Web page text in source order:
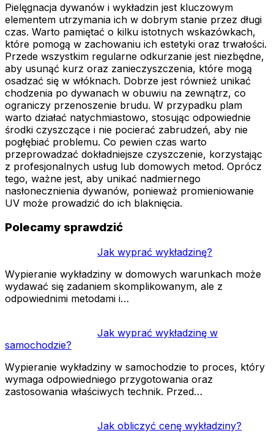
Pielęgnacja dywanów i wykładzin jest kluczowym
elementem utrzymania ich w dobrym stanie przez długi
czas. Warto pamiętać o kilku istotnych wskazówkach,
które pomogą w zachowaniu ich estetyki oraz trwałości.
Przede wszystkim regularne odkurzanie jest niezbędne,
aby usunąć kurz oraz zanieczyszczenia, które mogą
osadzać się w włóknach. Dobrze jest również unikać
chodzenia po dywanach w obuwiu na zewnątrz, co
ograniczy przenoszenie brudu. W przypadku plam
warto działać natychmiastowo, stosując odpowiednie
środki czyszczące i nie pocierać zabrudzeń, aby nie
pogłębiać problemu. Co pewien czas warto
przeprowadzać dokładniejsze czyszczenie, korzystając
z profesjonalnych usług lub domowych metod. Oprócz
tego, ważne jest, aby unikać nadmiernego
nasłonecznienia dywanów, ponieważ promieniowanie
UV może prowadzić do ich blaknięcia.
Polecamy sprawdzić
Jak wyprać wykładzinę?
Wypieranie wykładziny w domowych warunkach może
wydawać się zadaniem skomplikowanym, ale z
odpowiednimi metodami i…
Jak wyprać wykładzinę w
samochodzie?
Wypieranie wykładziny w samochodzie to proces, który
wymaga odpowiedniego przygotowania oraz
zastosowania właściwych technik. Przed…
Jak obliczyć cenę wykładziny?